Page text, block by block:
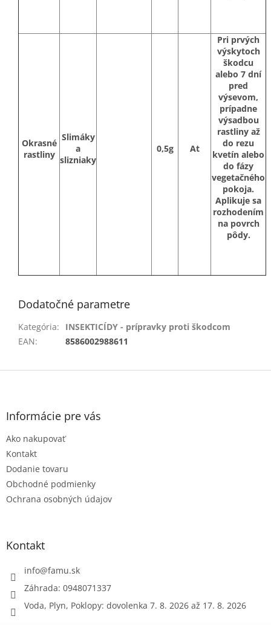
Okrasné
rastliny
Slimáky
a
slizniaky
0,5g At
Pri prvých
výskytoch
škodcu
alebo 7 dní
pred
výsevom,
prípadne
výsadbou
rastliny až
do rezu
kvetín alebo
do fázy
vegetačného
pokoja.
Aplikuje sa
rozhodením
na povrch
pôdy.
Dodatočné parametre
Kategória:
INSEKTICÍDY - prípravky proti škodcom
EAN: 8586002988611
Z
Informácie pre vás
Ako nakupovať
Kontakt
Dodanie tovaru
Obchodné podmienky
Ochrana osobných údajov
Kontakt
info@famu.sk
Záhrada: 0948071337
Voda, Plyn, Poklopy: dovolenka 7. 8. 2026 až 17. 8. 2026